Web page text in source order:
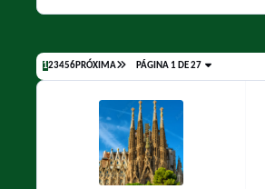
123456PRÓXIMA PÁGINA 1 DE 27